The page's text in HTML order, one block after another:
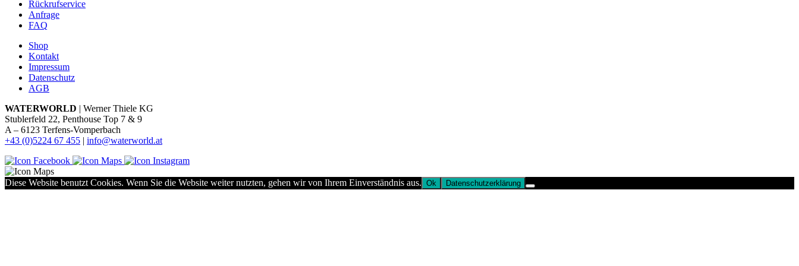
Rückrufservice
Anfrage
FAQ
Shop
Kontakt
Impressum
Datenschutz
AGB
WATERWORLD | Werner Thiele KG
Stublerfeld 22, Penthouse Top 7 & 9
A – 6123 Terfens-Vomperbach
+43 (0)5224 67 455 | info@waterworld.at
Diese Website benutzt Cookies. Wenn Sie die Website weiter nutzten, gehen wir von Ihrem Einverständnis aus. Ok Datenschutzerklärung